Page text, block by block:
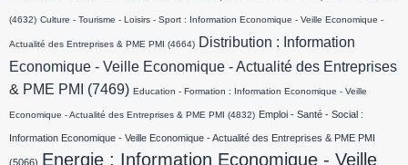
(4632) Culture - Tourisme - Loisirs - Sport : Information Economique - Veille Economique -
Actualité des Entreprises & PME PMI (4664) Distribution : Information
Economique - Veille Economique - Actualité des Entreprises
& PME PMI
(7469) Education - Formation : Information Economique - Veille
Economique - Actualité des Entreprises & PME PMI (4832) Emploi - Santé - Social :
Information Economique - Veille Economique - Actualité des Entreprises & PME PMI
(5066) Energie : Information Economique - Veille